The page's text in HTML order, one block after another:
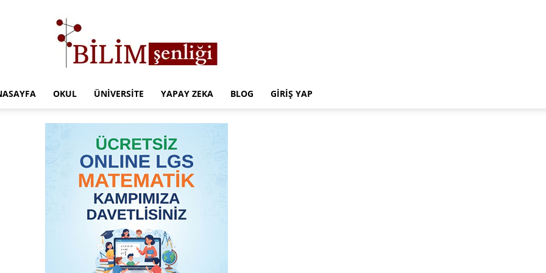
Eğitim
Kampüsü
OKUL ÜNIVERSITE YAPAY ZEKA BLOG GIRIŞ YAP